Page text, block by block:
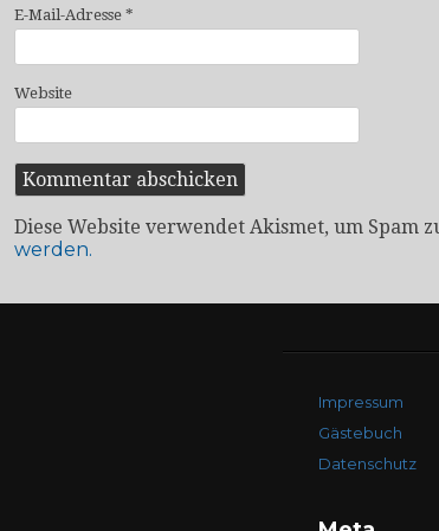
E-Mail-Adresse *
Website
Diese Website verwendet Akismet, um Spam
werden.
Impressum
Gästebuch
Datenschutz